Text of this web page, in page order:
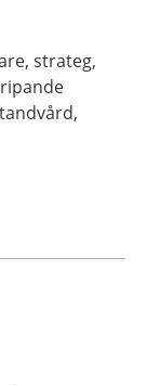
strateg,